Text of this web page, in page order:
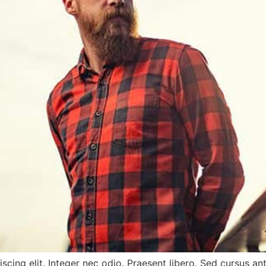
elit. Integer nec odio. Praesent libero. Sed cursus